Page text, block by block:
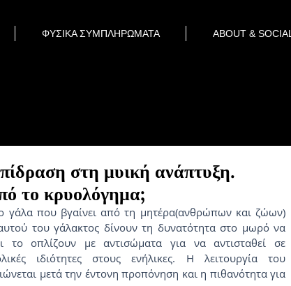
στη μυική ανάπτυξη.
το κρυολόγημα;
του γάλακτος δίνουν τη δυνατότητα στο μωρό να
το οπλίζουν με αντισώματα για να αντισταθεί σε
ιδιότητες στους ενήλικες. Η λειτουργία του
μετά την έντονη προπόνηση και η πιθανότητα για
ΦΥΣΙΚΑ ΣΥΜΠΛΗΡΩΜΑΤΑ ABOUT & SOCIAL